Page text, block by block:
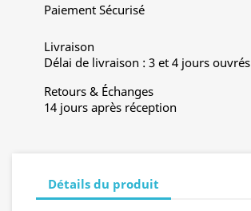
Paiement Sécurisé
Livraison
Délai de livraison : 3 et 4 jours ouvrés
Retours & Échanges
14 jours après réception
Détails du produit